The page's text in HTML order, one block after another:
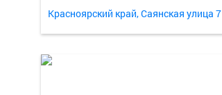
Красноярский край, Саянская улица 7